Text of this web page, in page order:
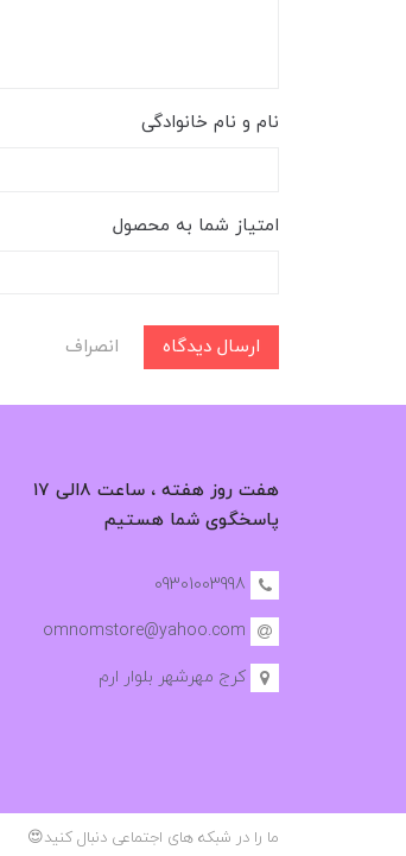
نام و نام خانوادگی
امتیاز شما به محصول
ارسال دیدگاه انصراف
هفت روز هفته ، ساعت ۸الی ۱۷
پاسخگوی شما هستیم
09301003998
omnomstore@yahoo.com
کرج مهرشهر بلوار ارم
ما را در شبکه های اجتماعی دنبال کنید😍